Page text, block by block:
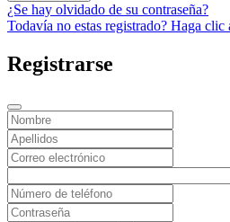
¿Se hay olvidado de su contraseña?
Todavía no estas registrado? Haga clic
Registrarse